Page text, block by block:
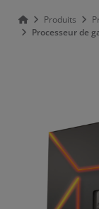
Produits
Processeur de